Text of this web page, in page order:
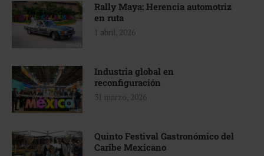
Rally Maya: Herencia automotriz
en ruta
1 abril, 2026
Industria global en
reconfiguración
31 marzo, 2026
Quinto Festival Gastronómico del
Caribe Mexicano